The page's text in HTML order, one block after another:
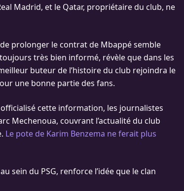
Madrid, et le Qatar, propriétaire du club, ne
prolonger le contrat de Mbappé semble
très bien informé, révèle que dans les
buteur de l’histoire du club rejoindra le
une bonne partie des fans.
officialisé cette information, les journalistes
Mechenoua, couvrant l’actualité du club
Le pote de Karim Benzema ne ferait plus
sein du PSG, renforce l’idée que le clan